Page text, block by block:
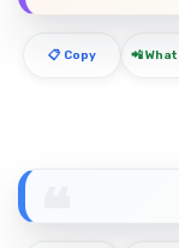
📋 Copy 📲